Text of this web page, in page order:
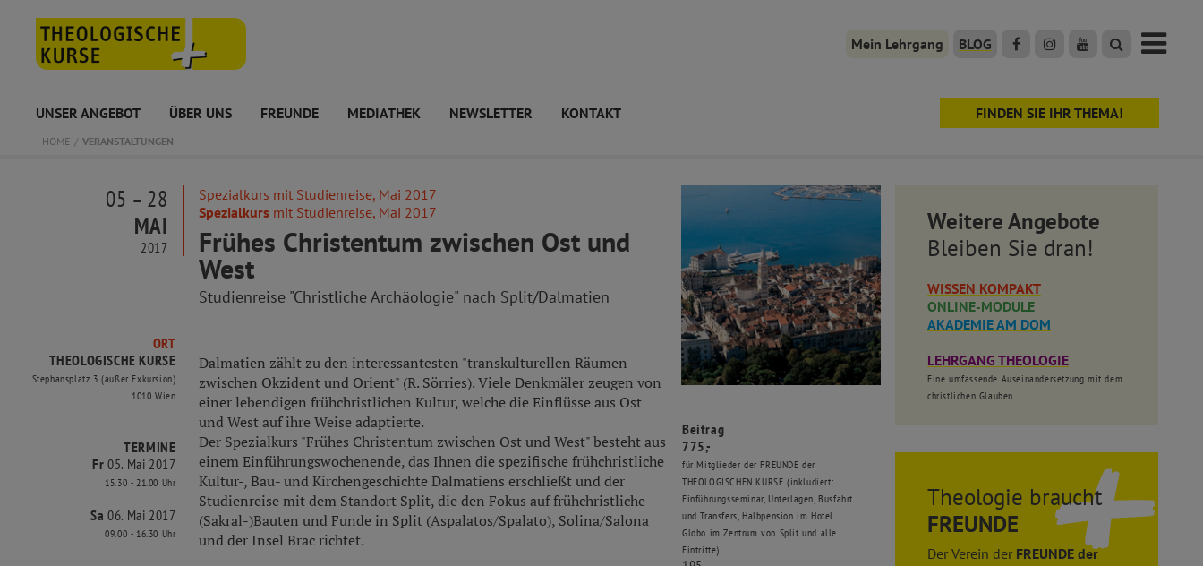
Mein Lehrgang BLOG
UNSER ANGEBOT ÜBER UNS FREUNDE MEDIATHEK NEWSLETTER KONTAKT FINDEN SIE IHR THEMA!
HOME VERANSTALTUNGEN
Beitrag
775,-
für Mitglieder der FREUNDE der
THEOLOGISCHEN KURSE (inkludiert:
Einführungsseminar, Unterlagen, Busfahrt
und Transfers, Halbpension im Hotel
Globo im Zentrum von Split und alle
Eintritte)
05 – 28
MAI
2017
Spezialkurs mit Studienreise, Mai 2017
Spezialkursmit Studienreise, Mai 2017
Frühes Christentum zwischen Ost und
West
Studienreise "Christliche Archäologie" nach Split/Dalmatien
ORT
THEOLOGISCHE KURSE
Stephansplatz 3 (außer Exkursion)
1010 Wien
TERMINE
Fr 05. Mai 2017
15.30 - 21.00 Uhr
Sa 06. Mai 2017
09.00 - 16.30 Uhr
Dalmatien zählt zu den interessantesten "transkulturellen Räumen
zwischen Okzident und Orient" (R. Sörries). Viele Denkmäler zeugen von
einer lebendigen frühchristlichen Kultur, welche die Einflüsse aus Ost
und West auf ihre Weise adaptierte.
Der Spezialkurs "Frühes Christentum zwischen Ost und West" besteht aus
einem Einführungswochenende, das Ihnen die spezifische frühchristliche
Kultur-, Bau- und Kirchengeschichte Dalmatiens erschließt und der
Studienreise mit dem Standort Split, die den Fokus auf frühchristliche
(Sakral-)Bauten und Funde in Split (Aspalatos/Spalato), Solina/Salona
und der Insel Brac richtet.
Weitere Angebote
Bleiben Sie dran!
WISSEN KOMPAKT
ONLINE-MODULE
AKADEMIE AM DOM
LEHRGANG THEOLOGIE
Eine umfassende Auseinandersetzung mit dem
christlichen Glauben.
Theologie braucht
FREUNDE
Der Verein der FREUNDE der